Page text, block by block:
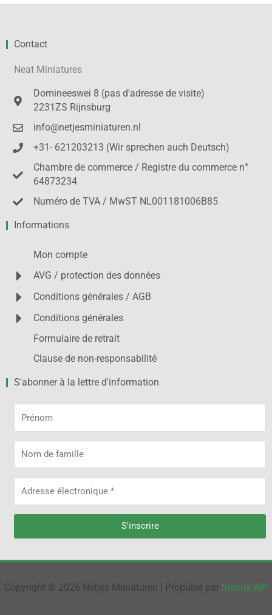
Contact
Neat Miniatures
Domineeswei 8 (pas d'adresse de visite)
2231ZS Rijnsburg
info@netjesminiaturen.nl
+31- 621203213 (Wir sprechen auch Deutsch)
Chambre de commerce / Registre du commerce n°
64873234
Numéro de TVA / MwST NL001181006B85
Informations
Mon compte
AVG / protection des données
Conditions générales / AGB
Conditions générales
Formulaire de retrait
Clause de non-responsabilité
S'abonner à la lettre d'information
de
électronique
S'inscrire
Copyright © 2026 Netjes Miniaturen | Propulsé par Sierink-WP